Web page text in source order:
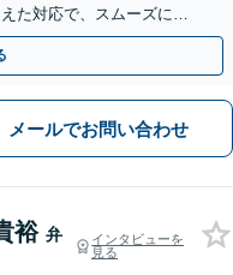
た対応で、スムーズに手
駅1分】
メールでお問い合わせ
裕 弁
インタビューを
見る